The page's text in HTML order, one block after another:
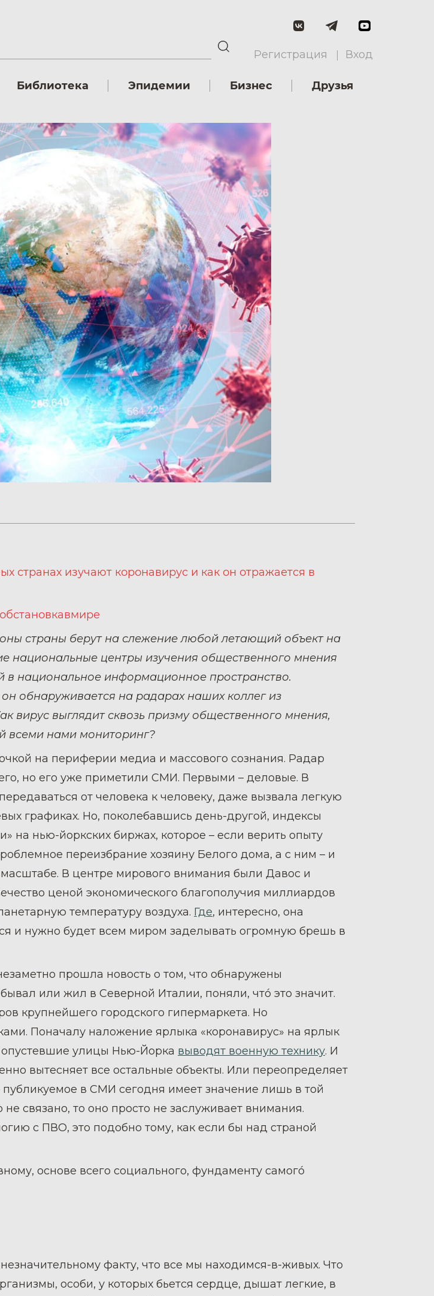
Регистрация Вход
Библиотека Эпидемии Бизнес Друзья
странах изучают коронавирус и как он отражается в
страны берут на слежение любой летающий объект на
национальные центры изучения общественного мнения
национальное информационное пространство.
обнаруживается на радарах наших коллег из
вирус выглядит сквозь призму общественного мнения,
всеми нами мониторинг?
на периферии медиа и массового сознания. Радар
но его уже приметили СМИ. Первыми – деловые. В
от человека к человеку, даже вызвала легкую
графиках. Но, поколебавшись день-другой, индексы
на нью-йоркских биржах, которое – если верить опыту
переизбрание хозяину Белого дома, а с ним – и
В центре мирового внимания были Давос и
ценой экономического благополучия миллиардов
температуру воздуха. Где, интересно, она
и нужно будет всем миром заделывать огромную брешь в
прошла новость о том, что обнаружены
или жил в Северной Италии, поняли, чтó это значит.
крупнейшего городского гипермаркета. Но
Поначалу наложение ярлыка «коронавирус» на ярлык
опустевшие улицы Нью-Йорка выводят военную технику. И
вытесняет все остальные объекты. Или переопределяет
публикуемое в СМИ сегодня имеет значение лишь в той
не связано, то оно просто не заслуживает внимания.
с ПВО, это подобно тому, как если бы над страной
основе всего социального, фундаменту самогó
факту, что все мы находимся-в-живых. Что
особи, у которых бьется сердце, дышат легкие, в